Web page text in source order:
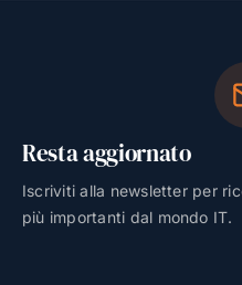
Resta aggiornato
Iscriviti alla newsletter per
più importanti dal mondo IT.